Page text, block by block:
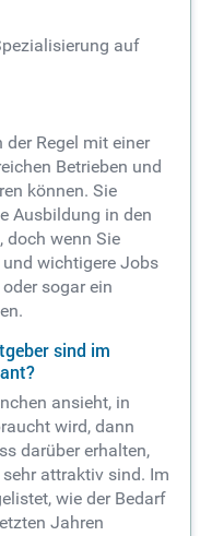
auf
Regel mit einer
Betrieben und
können. Sie
Ausbildung in den
doch wenn Sie
wichtigere Jobs
sogar ein
sind im
ansieht, in
wird, dann
darüber erhalten,
attraktiv sind. Im
wie der Bedarf
Jahren